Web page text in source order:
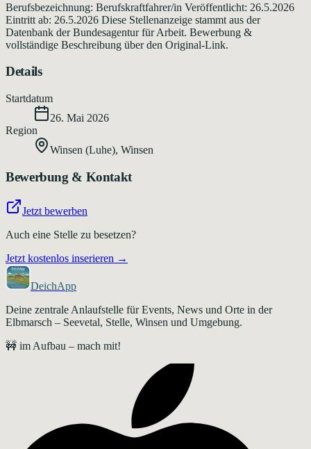
Berufsbezeichnung: Berufskraftfahrer/in Veröffentlicht: 26.5.2026
Eintritt ab: 26.5.2026 Diese Stellenanzeige stammt aus der
Datenbank der Bundesagentur für Arbeit. Bewerbung &
vollständige Beschreibung über den Original-Link.
Details
Startdatum
26. Mai 2026
Region
Winsen (Luhe), Winsen
Bewerbung & Kontakt
Jetzt bewerben
Auch eine Stelle zu besetzen?
Jetzt kostenlos inserieren →
DeichApp
Deine zentrale Anlaufstelle für Events, News und Orte in der
Elbmarsch – Seevetal, Stelle, Winsen und Umgebung.
🚧 im Aufbau – mach mit!